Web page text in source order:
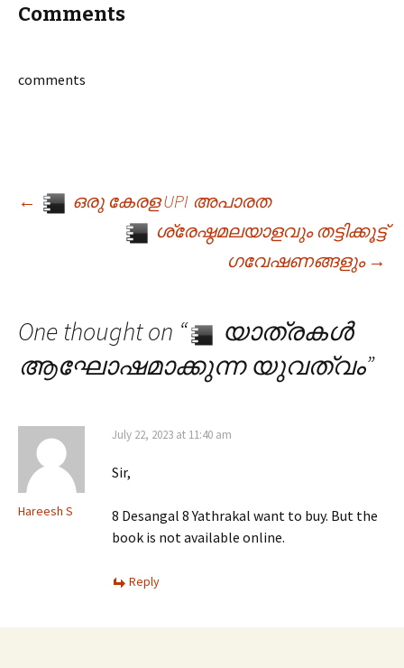
Comments
comments
Post navigation
←
ഒരു കേരള UPI അപാരത
ശ്രേഷ്ഠമലയാളവും തട്ടിക്കൂട്ട്
ഗവേഷണങ്ങളും →
One thought on “
യാത്രകൾ
ആഘോഷമാക്കുന്ന യുവത്വം”
Hareesh S
July 22, 2023 at 11:40 am
Sir,
8 Desangal 8 Yathrakal want to buy. But the
book is not available online.
Reply